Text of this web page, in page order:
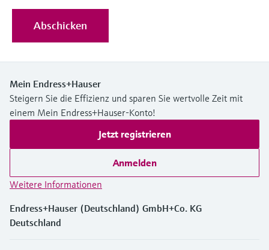
Abschicken
Mein Endress+Hauser
Steigern Sie die Effizienz und sparen Sie wertvolle Zeit mit
einem Mein Endress+Hauser-Konto!
Jetzt registrieren
Anmelden
Weitere Informationen
Endress+Hauser (Deutschland) GmbH+Co. KG
Deutschland